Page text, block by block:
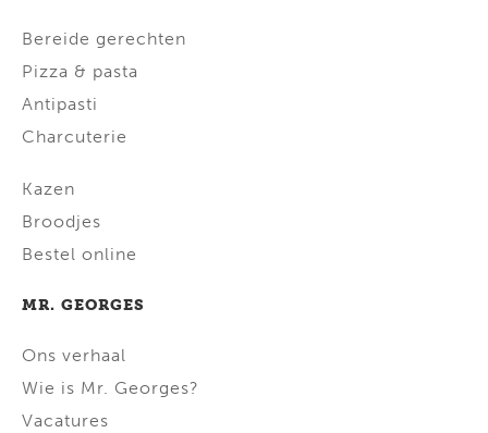
Bereide gerechten
Pizza & pasta
Antipasti
Charcuterie
Kazen
Broodjes
Bestel online
MR. GEORGES
Ons verhaal
Wie is Mr. Georges?
Vacatures